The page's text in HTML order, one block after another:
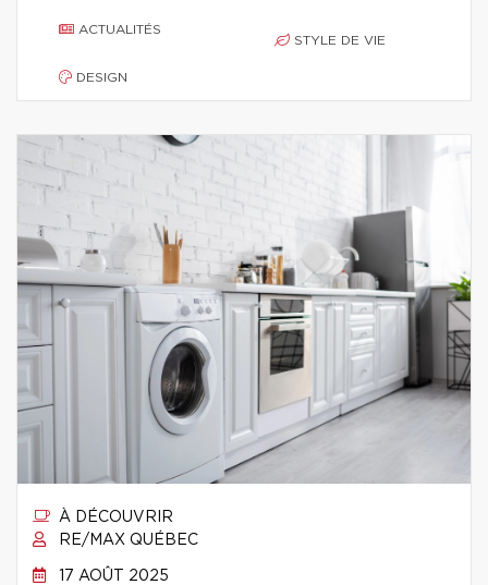
ACTUALITÉS
DESIGN
STYLE DE VIE
À DÉCOUVRIR
RE/MAX QUÉBEC
17 AOÛT 2025